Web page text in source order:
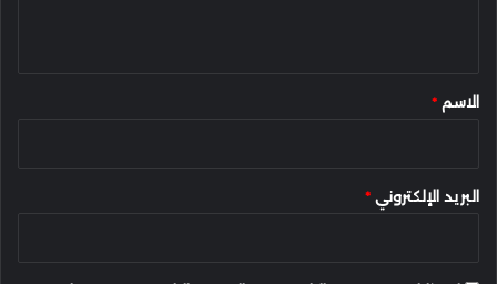
*الاسم *
البريد الإلكتروني *